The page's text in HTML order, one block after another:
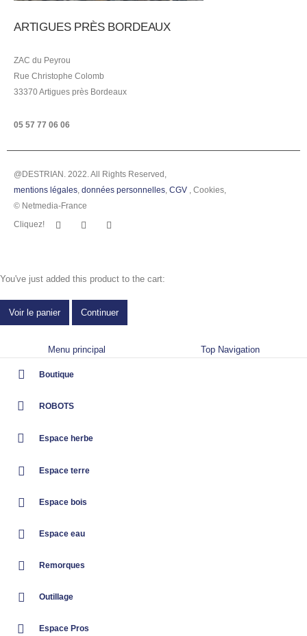
ARTIGUES PRÈS BORDEAUX
ZAC du Peyrou
Rue Christophe Colomb
33370 Artigues près Bordeaux
05 57 77 06 06
@DESTRIAN. 2022. All Rights Reserved,
mentions légales données personnelles CGV Cookies
© Netmedia-France
Cliquez!
You've just added this product to the cart:
Voir le panier Continuer
Menu principal Top Navigation
Boutique
ROBOTS
Espace herbe
Espace terre
Espace bois
Espace eau
Remorques
Outillage
Espace Pros